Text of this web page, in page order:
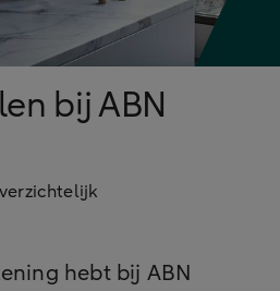
bij ABN
hebt bij ABN